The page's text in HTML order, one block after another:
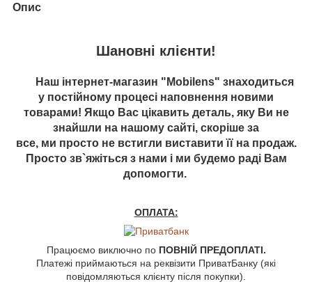
Опис
Шановні клієнти!
Наш інтернет-магазин "Mobilens" знаходиться
у постійному процесі наповнення новими
товарами! Якщо Вас цікавить деталь, яку Ви не
знайшли на нашому сайті, скоріше за
все, ми просто не встигли виставити її на продаж.
Просто зв`яжіться з нами і ми будемо раді Вам
допомогти.
ОПЛАТА:
Працюємо виключно по ПОВНІЙ ПРЕДОПЛАТІ.
Платежі приймаються на реквізити ПриватБанку (які
повідомляються клієнту після покупки).